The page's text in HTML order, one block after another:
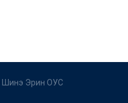
Шинэ Эрин ОУС